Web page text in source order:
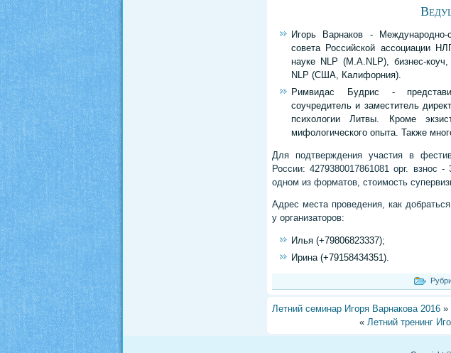
Игорь Варнаков - Международно-
совета Российской ассоциации
науке NLP (M.A.NLP), бизнес-
NLP (США, Калифорния).
Римвидас Будрис -
соучредитель и заместитель
психологии Литвы. Кроме
мифологического опыта. Также
Для подтверждения участия в
России: 4279380017861081 орг. взнос
одном из форматов, стоимость
Адрес места проведения, как
у организаторов:
Илья (+79806823337);
Ирина (+79158434351).
Летний семинар Игоря Варнакова 2016 »
« Летний тренинг